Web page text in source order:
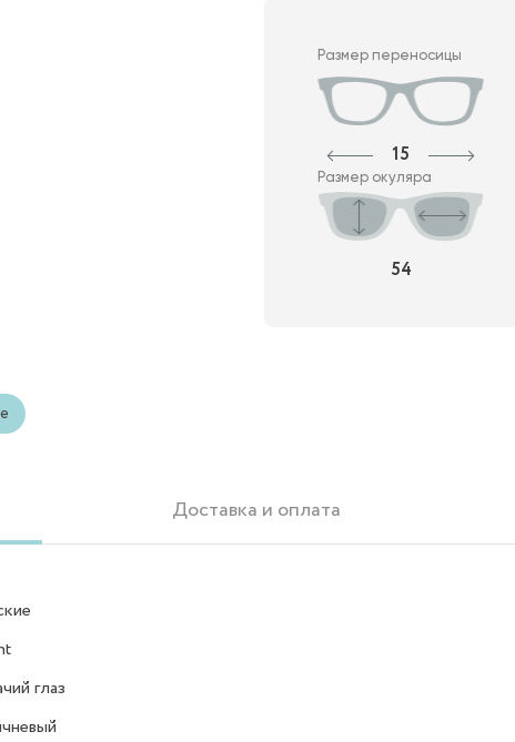
Размер переносицы
15
Размер окуляра
54
Доставка и оплата
глаз